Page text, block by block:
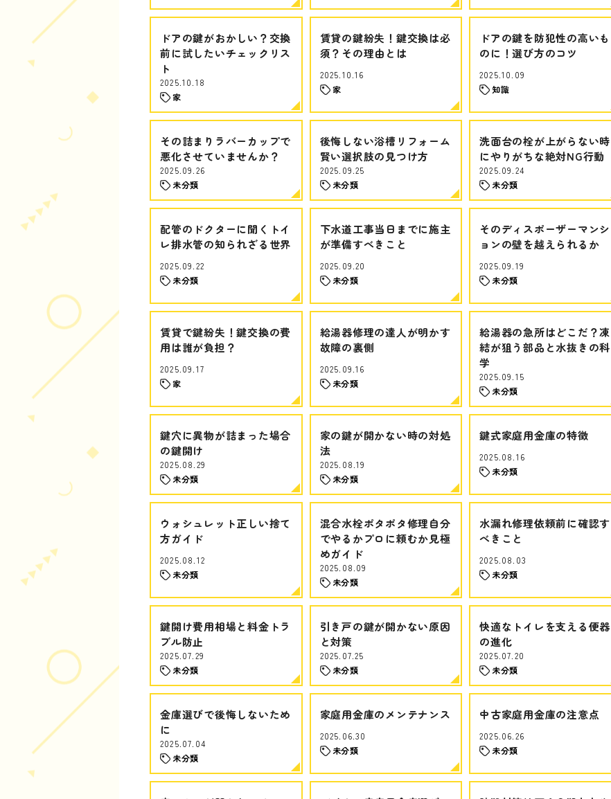
ドアの鍵がおかしい？交換
前に試したいチェックリス
ト
2025.10.18
家
賃貸の鍵紛失！鍵交換は必
須？その理由とは
2025.10.16
家
ドアの鍵を防犯性の高いも
のに！選び方のコツ
2025.10.09
知識
その詰まりラバーカップで
悪化させていませんか？
2025.09.26
未分類
後悔しない浴槽リフォーム
賢い選択肢の見つけ方
2025.09.25
未分類
洗面台の栓が上がらない時
にやりがちな絶対NG行動
2025.09.24
未分類
配管のドクターに聞くトイ
レ排水管の知られざる世界
2025.09.22
未分類
下水道工事当日までに施主
が準備すべきこと
2025.09.20
未分類
そのディスポーザーマンシ
ョンの壁を越えられるか
2025.09.19
未分類
賃貸で鍵紛失！鍵交換の費
用は誰が負担？
2025.09.17
家
給湯器修理の達人が明かす
故障の裏側
2025.09.16
未分類
給湯器の急所はどこだ？凍
結が狙う部品と水抜きの科
学
2025.09.15
未分類
鍵穴に異物が詰まった場合
の鍵開け
2025.08.29
未分類
家の鍵が開かない時の対処
法
2025.08.19
未分類
鍵式家庭用金庫の特徴
2025.08.16
未分類
ウォシュレット正しい捨て
方ガイド
2025.08.12
未分類
混合水栓ポタポタ修理自分
でやるかプロに頼むか見極
めガイド
2025.08.09
未分類
水漏れ修理依頼前に確認す
べきこと
2025.08.03
未分類
鍵開け費用相場と料金トラ
ブル防止
2025.07.29
未分類
引き戸の鍵が開かない原因
と対策
2025.07.25
未分類
快適なトイレを支える便器
の進化
2025.07.20
未分類
金庫選びで後悔しないため
に
2025.07.04
未分類
家庭用金庫のメンテナンス
2025.06.30
未分類
中古家庭用金庫の注意点
2025.06.26
未分類